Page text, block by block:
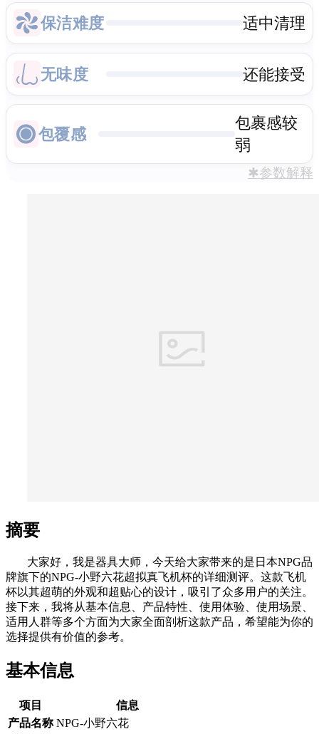
保洁难度 适中清理
无味度 还能接受
包覆感
包裹感较
弱
✱参数解释
摘要
大家好，我是器具大师，今天给大家带来的是日本NPG品
牌旗下的NPG-小野六花超拟真飞机杯的详细测评。这款飞机
杯以其超萌的外观和超贴心的设计，吸引了众多用户的关注。
接下来，我将从基本信息、产品特性、使用体验、使用场景、
适用人群等多个方面为大家全面剖析这款产品，希望能为你的
选择提供有价值的参考。
基本信息
项目
信息
产品名称 NPG-小野六花